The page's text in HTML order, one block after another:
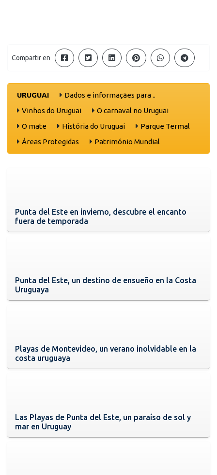
Compartir en
URUGUAI
Dados e informaçães para ..
Vinhos do Uruguai
O carnaval no Uruguai
O mate
História do Uruguai
Parque Termal
Áreas Protegidas
Património Mundial
Punta del Este en invierno, descubre el encanto
fuera de temporada
Punta del Este, un destino de ensueño en la Costa
Uruguaya
Playas de Montevideo, un verano inolvidable en la
costa uruguaya
Las Playas de Punta del Este, un paraíso de sol y
mar en Uruguay